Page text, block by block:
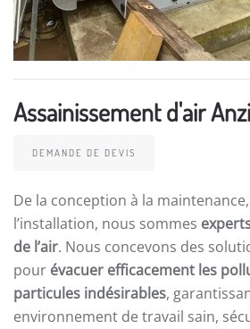
Assainissement d'air
DEMANDE DE DEVIS
De la conception à la
l’installation, nous sommes
de l’air. Nous concevons des
pour évacuer efficacement les
particules indésirables,
environnement de travail sain,